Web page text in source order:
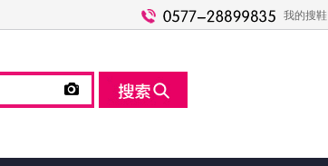
我的搜鞋
